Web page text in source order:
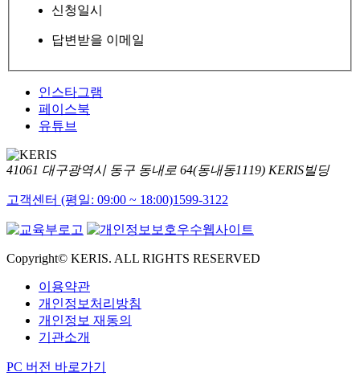
신청일시
답변받을 이메일
인스타그램
페이스북
유튜브
41061 대구광역시 동구 동내로 64(동내동1119) KERIS빌딩
고객센터 (평일: 09:00 ~ 18:00)1599-3122
Copyright© KERIS. ALL RIGHTS RESERVED
이용약관
개인정보처리방침
개인정보 재동의
기관소개
PC 버전 바로가기